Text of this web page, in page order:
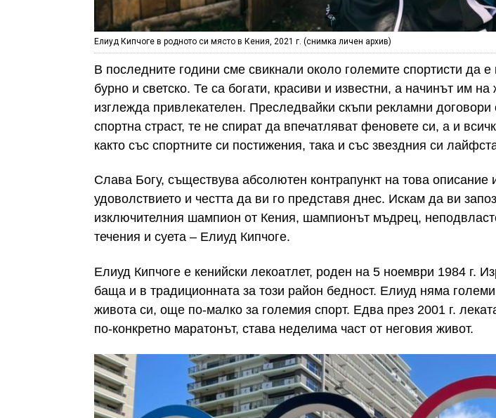
Елиуд Кипчоге в родното си място в Кения, 2021 г. (снимка личен архив)
В последните години сме свикнали около големите спортисти да
бурно и светско. Те са богати, красиви и известни, а начинът им на
изглежда привлекателен. Преследвайки скъпи рекламни
спортна страст, те не спират да впечатляват феновете си, а и
както със спортните си постижения, така и със звездния си
Слава Богу, съществува абсолютен контрапункт на това описание
удоволствието и честта да ви го представя днес. Искам да ви
изключителния шампион от Кения, шампионът мъдрец,
течения и суета – Елиуд Кипчоге.
Елиуд Кипчоге е кенийски лекоатлет, роден на 5 ноември 1984 г.
баща и в традиционната за този район бедност. Елиуд няма
живота си, още по-малко за големия спорт. Едва през 2001 г.
по-конкретно маратонът, става неделима част от неговия живот.